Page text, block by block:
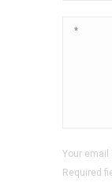
Your email
Required